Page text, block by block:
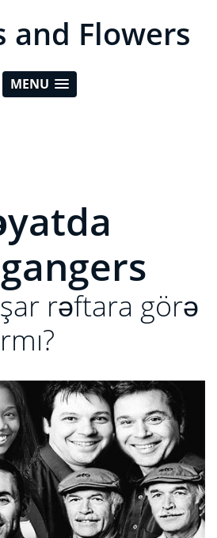
and Flowers
MENU
rəftara görə